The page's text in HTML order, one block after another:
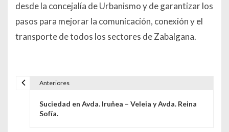
desde la concejalía de Urbanismo y de garantizar los
pasos para mejorar la comunicación, conexión y el
transporte de todos los sectores de Zabalgana.
Anteriores
Suciedad en Avda. Iruñea – Veleia y Avda. Reina
Sofía.